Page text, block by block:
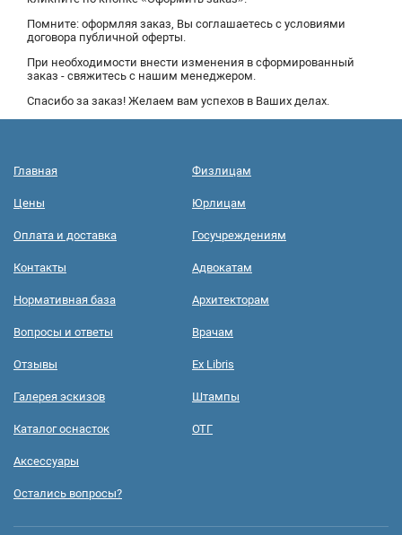
Помните: оформляя заказ, Вы соглашаетесь с условиями
договора публичной оферты.
При необходимости внести изменения в сформированный
заказ - свяжитесь с нашим менеджером.
Спасибо за заказ! Желаем вам успехов в Ваших делах.
Главная
Цены
Оплата и доставка
Контакты
Нормативная база
Вопросы и ответы
Отзывы
Галерея эскизов
Каталог оснасток
Аксессуары
Остались вопросы?
Физлицам
Юрлицам
Госучреждениям
Адвокатам
Архитекторам
Врачам
Ex Libris
Штампы
ОТГ